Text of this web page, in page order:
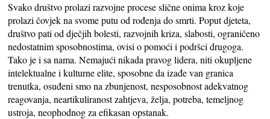
Svako društvo prolazi razvojne procese slične onima kroz koje
prolazi čovjek na svome putu od rođenja do smrti. Poput djeteta,
društvo pati od dječjih bolesti, razvojnih kriza, slabosti, ograničeno
nedostatnim sposobnostima, ovisi o pomoći i podršci drugoga.
Tako je i sa nama. Nemajući nikada pravog lidera, niti okupljene
intelektualne i kulturne elite, sposobne da izađe van granica
trenutka, osuđeni smo na zbunjenost, nesposobnost adekvatnog
reagovanja, neartikuliranost zahtjeva, želja, potreba, temeljnog
ustroja, neophodnog za efikasan opstanak.